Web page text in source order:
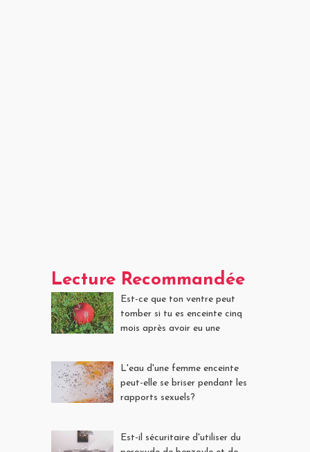
Lecture Recommandée
Est-ce que ton ventre peut
tomber si tu es enceinte cinq
mois après avoir eu une
L'eau d'une femme enceinte
peut-elle se briser pendant les
rapports sexuels?
Est-il sécuritaire d'utiliser du